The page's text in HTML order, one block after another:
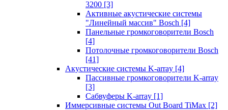
3200 [3]
Активные акустические системы
"Линейный массив" Bosch [4]
Панельные громкоговорители Bosch
[4]
Потолочные громкоговорители Bosch
[41]
Акустические системы K-array [4]
Пассивные громкоговорители K-array
[3]
Сабвуферы K-array [1]
Иммерсивные системы Out Board TiMax [2]